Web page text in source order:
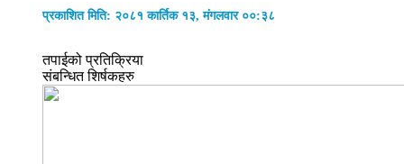
प्रकाशित मिति: २०८१ कार्तिक १३, मंगलवार ००:३८
तपाईको प्रतिक्रिया
संबन्धित शिर्षकहरु